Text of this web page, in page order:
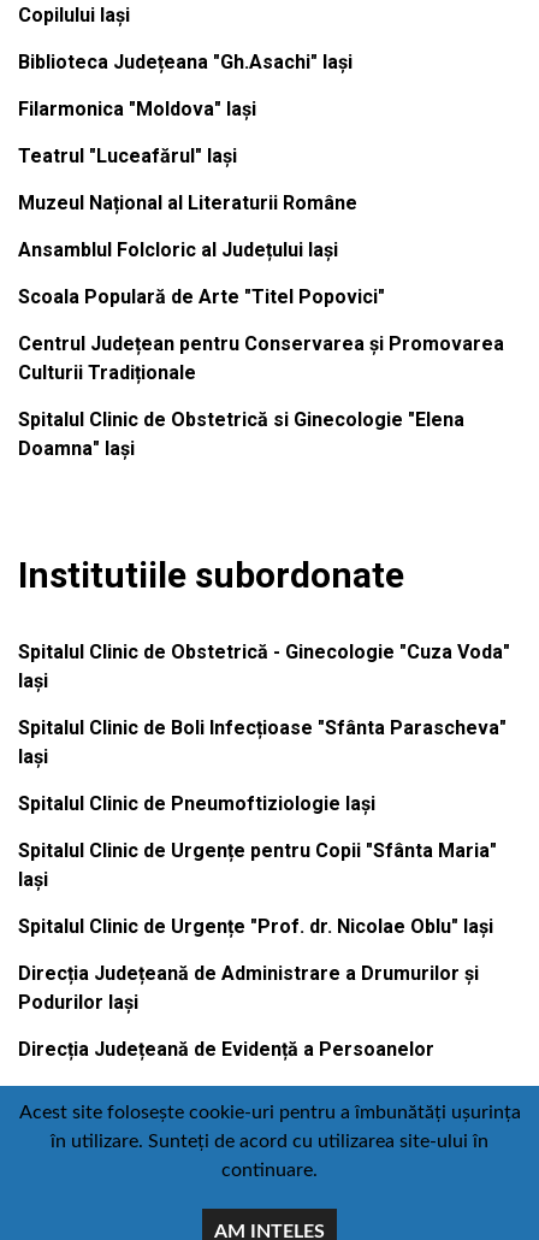
Copilului Iași
Biblioteca Județeana "Gh.Asachi" Iași
Filarmonica "Moldova" Iași
Teatrul "Luceafărul" Iași
Muzeul Național al Literaturii Române
Ansamblul Folcloric al Județului Iași
Scoala Populară de Arte "Titel Popovici"
Centrul Județean pentru Conservarea și Promovarea
Culturii Tradiționale
Spitalul Clinic de Obstetrică si Ginecologie "Elena
Doamna" Iași
Institutiile subordonate
Spitalul Clinic de Obstetrică - Ginecologie "Cuza Voda"
Iași
Spitalul Clinic de Boli Infecțioase "Sfânta Parascheva"
Iași
Spitalul Clinic de Pneumoftiziologie Iași
Spitalul Clinic de Urgențe pentru Copii "Sfânta Maria"
Iași
Spitalul Clinic de Urgențe "Prof. dr. Nicolae Oblu" Iași
Direcția Județeană de Administrare a Drumurilor și
Podurilor Iași
Direcția Județeană de Evidență a Persoanelor
Contact Politică de confidențialitate
:
Acest site folosește cookie-uri pentru a îmbunătăți ușurința
în utilizare. Sunteți de acord cu utilizarea site-ului în
continuare.
AM INTELES